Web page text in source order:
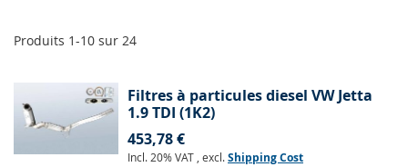
Produits 1-10 sur 24
Filtres à particules diesel VW Jetta
1.9 TDI (1K2)
453,78 €
Incl. 20% VAT , excl.Shipping Cost